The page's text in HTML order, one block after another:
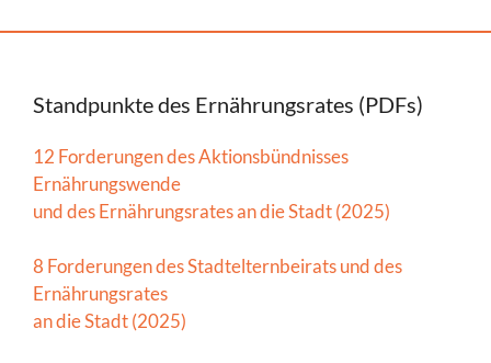
Standpunkte des Ernährungsrates (PDFs)
12 Forderungen des Aktionsbündnisses
Ernährungswende
und des Ernährungsrates an die Stadt (2025)
8 Forderungen des Stadtelternbeirats und des
Ernährungsrates
an die Stadt (2025)